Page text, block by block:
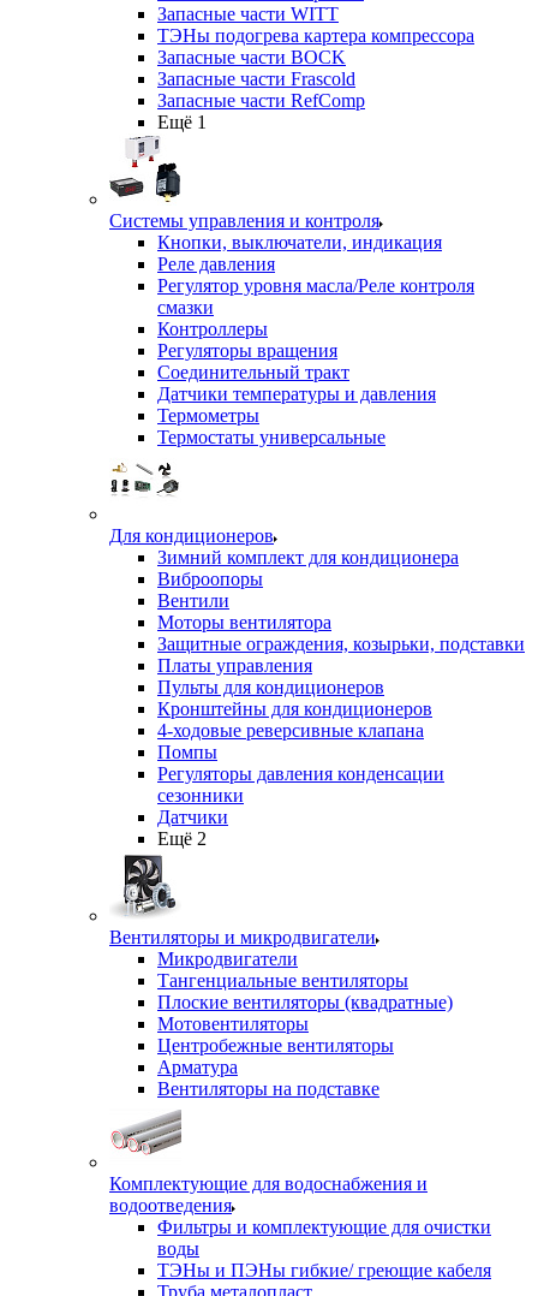
Запасные части WITT
ТЭНы подогрева картера компрессора
Запасные части BOCK
Запасные части Frascold
Запасные части RefComp
Ещё 1
Системы управления и контроля
Кнопки, выключатели, индикация
Реле давления
Регулятор уровня масла/Реле контроля
смазки
Контроллеры
Регуляторы вращения
Соединительный тракт
Датчики температуры и давления
Термометры
Термостаты универсальные
Для кондиционеров
Зимний комплект для кондиционера
Виброопоры
Вентили
Моторы вентилятора
Защитные ограждения, козырьки, подставки
Платы управления
Пульты для кондиционеров
Кронштейны для кондиционеров
4-ходовые реверсивные клапана
Помпы
Регуляторы давления конденсации
сезонники
Датчики
Ещё 2
Вентиляторы и микродвигатели
Микродвигатели
Тангенциальные вентиляторы
Плоские вентиляторы (квадратные)
Мотовентиляторы
Центробежные вентиляторы
Арматура
Вентиляторы на подставке
Комплектующие для водоснабжения и
водоотведения
Фильтры и комплектующие для очистки
воды
ТЭНы и ПЭНы гибкие/ греющие кабеля
Труба металопласт